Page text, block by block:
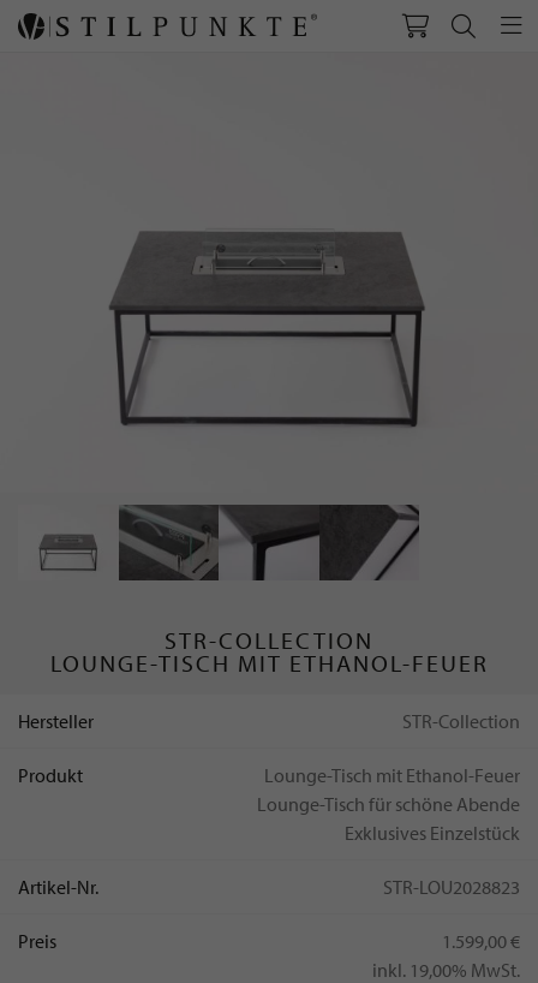
STR-COLLECTION
LOUNGE-TISCH MIT ETHANOL-FEUER
Hersteller STR-Collection
Produkt
Lounge-Tisch mit Ethanol-Feuer
Lounge-Tisch für schöne Abende
Exklusives Einzelstück
Artikel-Nr. STR-LOU2028823
Preis
1.599,00 €
inkl. 19,00% MwSt.